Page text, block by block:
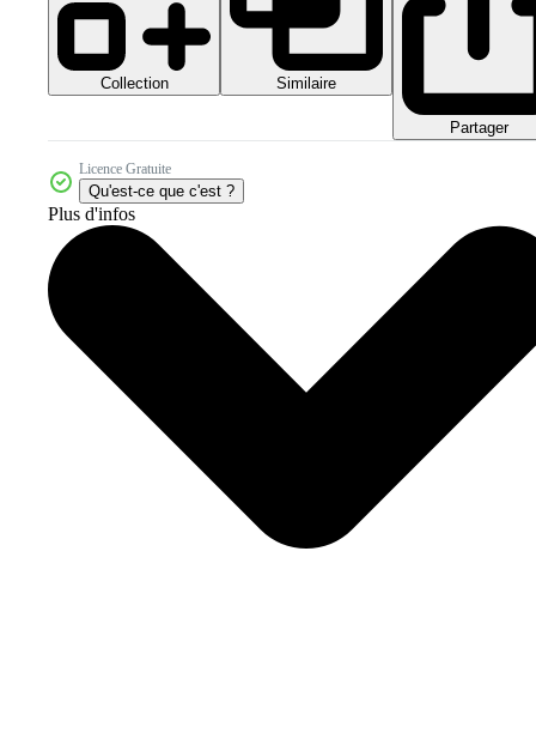
Collection Similaire
Partager
Licence Gratuite
Qu'est-ce que c'est ?
Plus d'infos